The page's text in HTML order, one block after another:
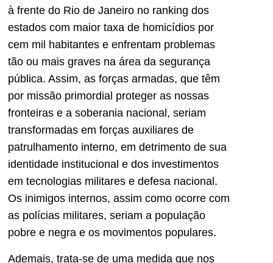
à frente do Rio de Janeiro no ranking dos
estados com maior taxa de homicídios por
cem mil habitantes e enfrentam problemas
tão ou mais graves na área da segurança
pública. Assim, as forças armadas, que têm
por missão primordial proteger as nossas
fronteiras e a soberania nacional, seriam
transformadas em forças auxiliares de
patrulhamento interno, em detrimento de sua
identidade institucional e dos investimentos
em tecnologias militares e defesa nacional.
Os inimigos internos, assim como ocorre com
as polícias militares, seriam a população
pobre e negra e os movimentos populares.
Ademais, trata-se de uma medida que nos